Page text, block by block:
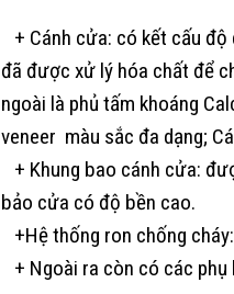
+ Cánh cửa: có kết cấu
đã được xử lý hóa chất để
ngoài là phủ tấm khoáng
veneer màu sắc đa dạng;
+ Khung bao cánh cửa:
bảo cửa có độ bền cao.
+Hệ thống ron chống
+ Ngoài ra còn có các